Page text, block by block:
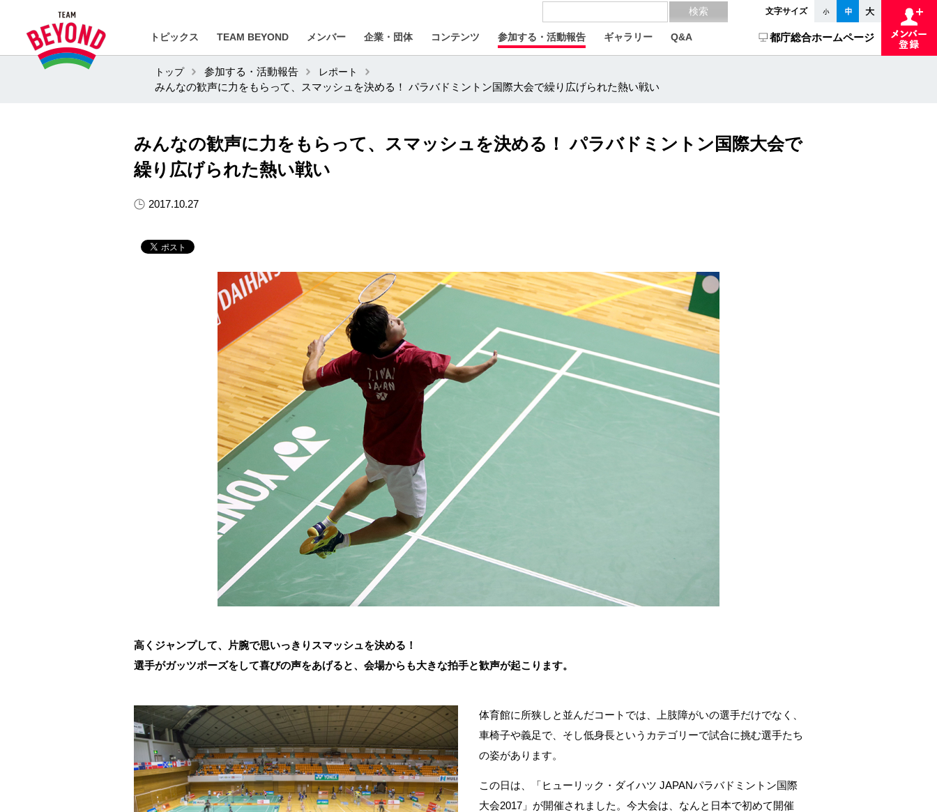
文字サイズ
トピックス TEAM BEYOND メンバー 企業・団体 コンテンツ 参加する・活動報告 ギャラリー Q&A 都庁総合ホームページ
トップ 参加する・活動報告
レポート
みんなの歓声に力をもらって、スマッシュを決める！ パラバドミントン国際大会で繰り広げられた熱い戦い
みんなの歓声に力をもらって、スマッシュを決める！ パラバドミントン国際大会で
繰り広げられた熱い戦い
2017.10.27
高くジャンプして、片腕で思いっきりスマッシュを決める！
選手がガッツポーズをして喜びの声をあげると、会場からも大きな拍手と歓声が起こります。
体育館に所狭しと並んだコートでは、上肢障がいの選手だけでなく、
車椅子や義足で、そし低身長というカテゴリーで試合に挑む選手たち
の姿があります。
この日は、「ヒューリック・ダイハツ JAPANパラバドミントン国際
大会2017」が開催されました。今大会は、なんと日本で初めて開催